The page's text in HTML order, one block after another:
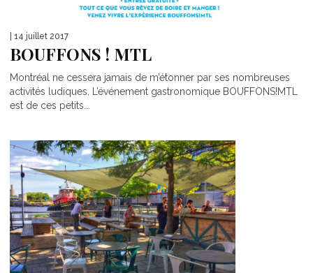
| 14 juillet 2017
BOUFFONS ! MTL
Montréal ne cessera jamais de m’étonner par ses nombreuses
activités ludiques. L’événement gastronomique BOUFFONS!MTL
est de ces petits...